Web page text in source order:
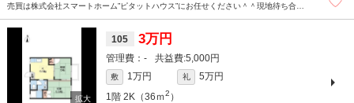
売買は株式会社スマートホーム”ピタットハウス”にお任せください＾＾現地待ち合わ
105 3万円
- 5,000円
敷 1万円 礼
5万円
1階 2K（36ｍ2 ）